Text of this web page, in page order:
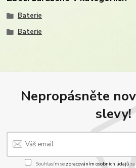
Baterie
Baterie
Nepropásněte
slevy!
Souhlasím se zpracováním osobních údajůza